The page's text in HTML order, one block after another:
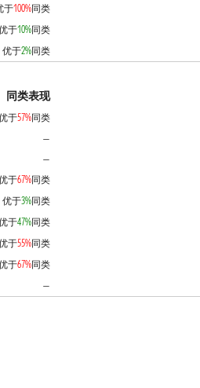
于100%同类
于10%同类
优于2%同类
同类表现
于57%同类
—
—
于67%同类
优于3%同类
于47%同类
于55%同类
于67%同类
—